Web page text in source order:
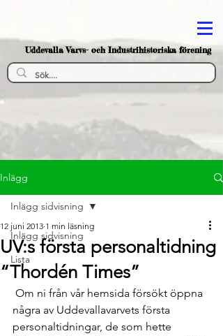
Uddevalla Varvs- och Industrihistoriska förening
Inlägg
Inlägg sidvisning
Lista
Inlägg sidvisning
UV:s första personaltidning
“Thordén Times”
12 juni 2013 1 min läsning
några av Uddevallavarvets första
personaltidningar, de som hette